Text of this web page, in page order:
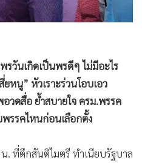
วันเกิดเป็นพรดีๆ ไม่มีอะไร
หนู” หัวเราะร่วนโอบเอว
วดสื่อ ย้ำสบายใจ ครม.พรรค
รรคไหนก่อนเลือกตั้ง
. ที่ตึกสันติไมตรี ทำเนียบรัฐบาล